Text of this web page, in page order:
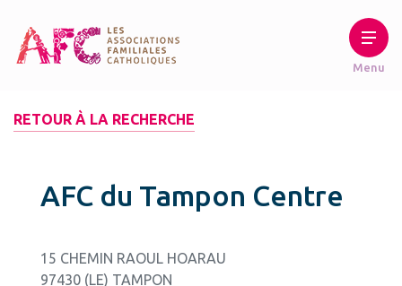
RETOUR À LA RECHERCHE
AFC du Tampon Centre
15 CHEMIN RAOUL HOARAU
97430 (LE) TAMPON